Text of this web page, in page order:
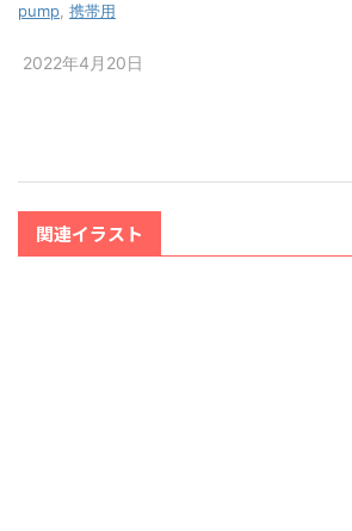
pump 携帯用
2022年4月20日
関連イラスト